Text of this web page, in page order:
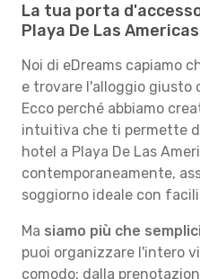
La tua porta
Playa De Las Americas
Noi di eDreams capiamo
e trovare l'alloggio giusto
Ecco perché abbiamo
intuitiva che ti permette
hotel a Playa De Las
contemporaneamente,
soggiorno ideale con
Ma siamo più che
puoi organizzare l'intero
comodo: dalla